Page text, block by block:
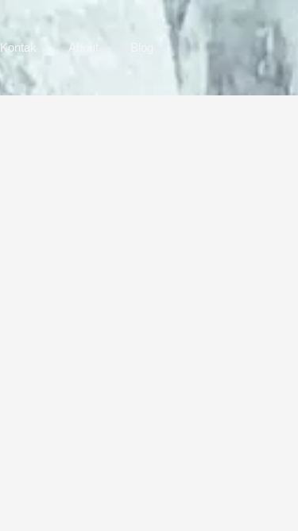
Kontak About